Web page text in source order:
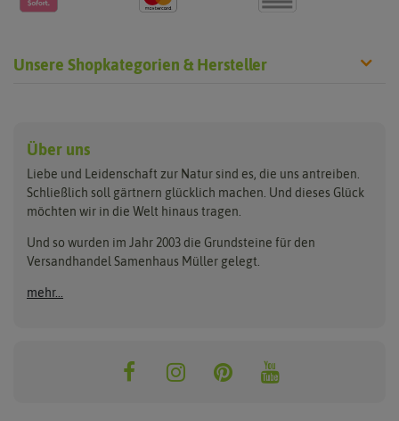
Unsere Shopkategorien & Hersteller
Anzuchtschalen
Beleuchtung
Erdbeertürme
Folien, Vliese und Netze
Gartengeräte
Nützlinge & Nisthilfen
Keimsprossen
Saatgut für Werbezwecke
Samen-Sets
Gemüsesamen
Exotische Samen
Rasensamen
Benary
Buzzy Seeds
Clever Pots
Dürr-Samen
FLORTUS
Greenline
Grüne Oase
ReNatura Vogelwelt
Über uns
Liebe und Leidenschaft zur Natur sind es, die uns antreiben.
Schließlich soll gärtnern glücklich machen. Und dieses Glück
möchten wir in die Welt hinaus tragen.
Und so wurden im Jahr 2003 die Grundsteine für den
Versandhandel Samenhaus Müller gelegt.
mehr...